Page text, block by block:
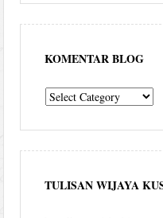
KOMENTAR BLOG
komentar
TULISAN WIJAYA